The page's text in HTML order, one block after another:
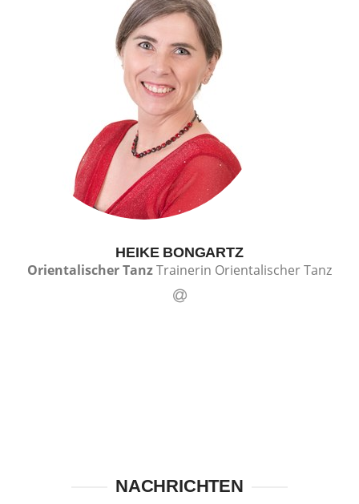
HEIKE BONGARTZ
Orientalischer TanzTrainerin Orientalischer Tanz
NACHRICHTEN